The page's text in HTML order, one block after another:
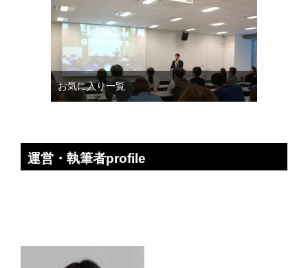
お気に入り一覧
運営・執筆者profile